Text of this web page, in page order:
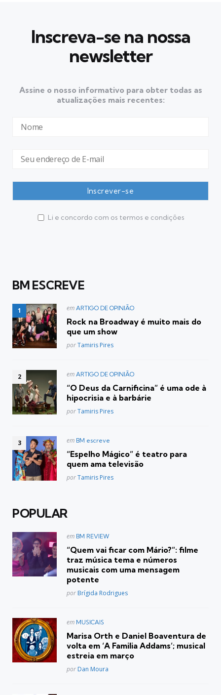
Inscreva-se na nossa
newsletter
Assine o nosso informativo para obter todas as
atualizações mais recentes:
Li e concordo com os termos e condições
BM ESCREVE
Postado
em ARTIGO DE OPINIÃO
Rock na Broadway é muito mais do
que um show
Posted
porTamiris Pires
Postado
em ARTIGO DE OPINIÃO
“O Deus da Carnificina” é uma ode à
hipocrisia e à barbárie
Posted
porTamiris Pires
Postado
em BM escreve
“Espelho Mágico” é teatro para
quem ama televisão
Posted
porTamiris Pires
POPULAR
Postado
em BM REVIEW
“Quem vai ficar com Mário?”: filme
traz música tema e números
musicais com uma mensagem
potente
Posted
por Brígida Rodrigues
Postado
em MUSICAIS
Marisa Orth e Daniel Boaventura de
volta em ‘A Familia Addams’; musical
estreia em março
Posted
por Dan Moura